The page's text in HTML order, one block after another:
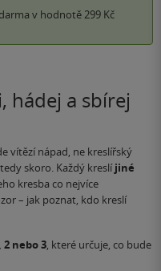
v hodnotě 299 Kč
hádej a sbírej
vítězí nápad, ne kreslířský
skoro. Každý kreslíjiné
kresba co nejvíce
– jak poznat, kdo kreslí
nebo 3, které určuje, co bude